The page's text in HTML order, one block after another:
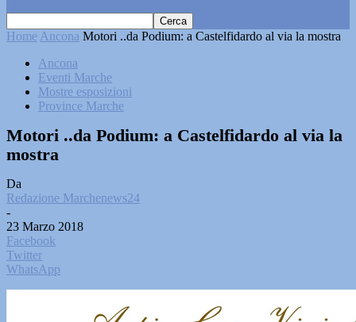
Home Ancona Motori ..da Podium: a Castelfidardo al via la mostra
Ancona
Eventi Marche
Mostre esposizioni
Province Marche
Motori ..da Podium: a Castelfidardo al via la
mostra
Da
Redazione Marchenews24
-
23 Marzo 2018
Facebook
Twitter
WhatsApp